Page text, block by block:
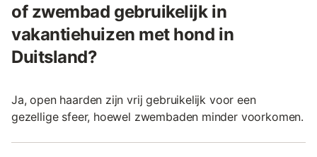
of zwembad gebruikelijk in
vakantiehuizen met hond in
Duitsland?
Ja, open haarden zijn vrij gebruikelijk voor een
gezellige sfeer, hoewel zwembaden minder voorkomen.